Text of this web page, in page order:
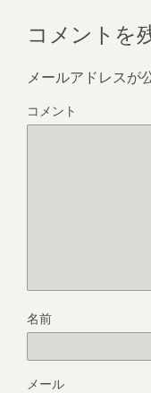
コメントを
メールアドレスが
コメント
名前
メール